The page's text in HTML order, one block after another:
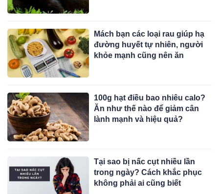
Mách bạn các loại rau giúp hạ
đường huyết tự nhiên, người
khỏe mạnh cũng nên ăn
100g hạt điều bao nhiêu calo?
Ăn như thế nào để giảm cân
lành mạnh và hiệu quả?
Tại sao bị nấc cụt nhiều lần
trong ngày? Cách khắc phục
không phải ai cũng biết